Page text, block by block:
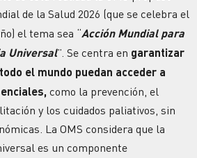
de la Salud 2026 (que se celebra el
el tema sea “Acción Mundial para
Universal”. Se centra en garantizar
el mundo puedan acceder a
como la prevención, el
y los cuidados paliativos, sin
La OMS considera que la
es un componente